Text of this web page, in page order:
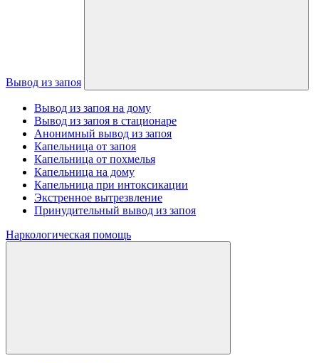
Вывод из запоя
Вывод из запоя на дому
Вывод из запоя в стационаре
Анонимный вывод из запоя
Капельница от запоя
Капельница от похмелья
Капельница на дому
Капельница при интоксикации
Экстренное вытрезвление
Принудительный вывод из запоя
Наркологическая помощь